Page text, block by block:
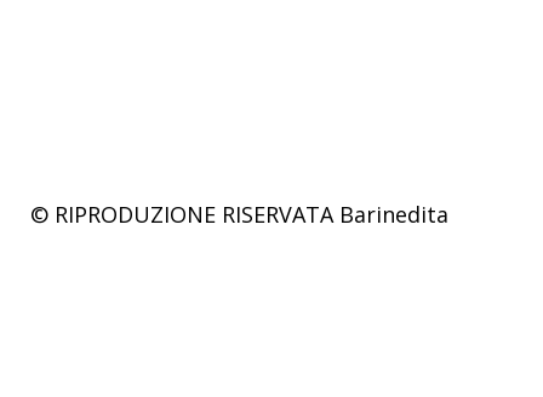
© RIPRODUZIONE RISERVATA Barinedita